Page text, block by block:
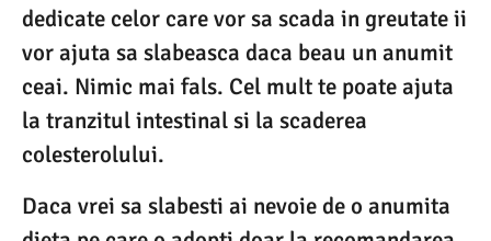
dedicate celor care vor sa scada in greutate ii
vor ajuta sa slabeasca daca beau un anumit
ceai. Nimic mai fals. Cel mult te poate ajuta
la tranzitul intestinal si la scaderea
colesterolului.
Daca vrei sa slabesti ai nevoie de o anumita